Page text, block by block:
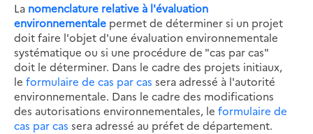
La nomenclature relative à l'évaluation
environnementale permet de déterminer si un projet
doit faire l'objet d'une évaluation environnementale
systématique ou si une procédure de "cas par cas"
doit le déterminer. Dans le cadre des projets initiaux,
le formulaire de cas par cas sera adressé à l'autorité
environnementale. Dans le cadre des modifications
des autorisations environnementales, le formulaire de
cas par cas sera adressé au préfet de département.